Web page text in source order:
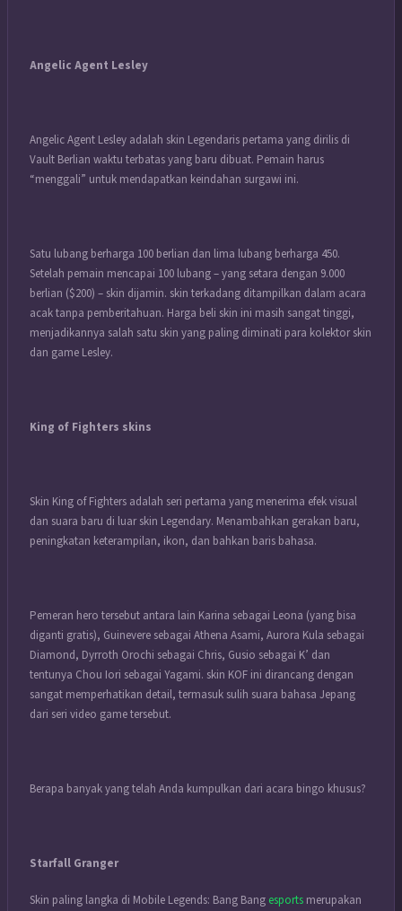
Angelic Agent Lesley
Angelic Agent Lesley adalah skin Legendaris pertama yang dirilis di
Vault Berlian waktu terbatas yang baru dibuat. Pemain harus
“menggali” untuk mendapatkan keindahan surgawi ini.
Satu lubang berharga 100 berlian dan lima lubang berharga 450.
Setelah pemain mencapai 100 lubang – yang setara dengan 9.000
berlian ($200) – skin dijamin. skin terkadang ditampilkan dalam acara
acak tanpa pemberitahuan. Harga beli skin ini masih sangat tinggi,
menjadikannya salah satu skin yang paling diminati para kolektor skin
dan game Lesley.
King of Fighters skins
Skin King of Fighters adalah seri pertama yang menerima efek visual
dan suara baru di luar skin Legendary. Menambahkan gerakan baru,
peningkatan keterampilan, ikon, dan bahkan baris bahasa.
Pemeran hero tersebut antara lain Karina sebagai Leona (yang bisa
diganti gratis), Guinevere sebagai Athena Asami, Aurora Kula sebagai
Diamond, Dyrroth Orochi sebagai Chris, Gusio sebagai K’ dan
tentunya Chou Iori sebagai Yagami. skin KOF ini dirancang dengan
sangat memperhatikan detail, termasuk sulih suara bahasa Jepang
dari seri video game tersebut.
Berapa banyak yang telah Anda kumpulkan dari acara bingo khusus?
Starfall Granger
Skin paling langka di Mobile Legends: Bang Bang esports merupakan